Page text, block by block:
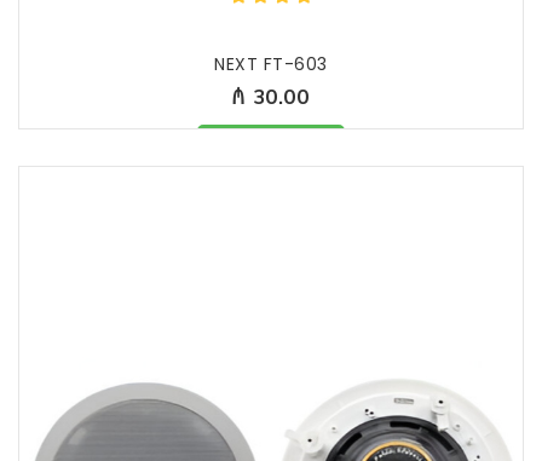
NEXT FT-603
₼ 30.00
Məhsul mövcüddur